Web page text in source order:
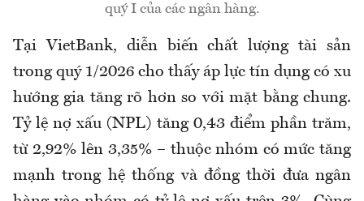
quý I của các ngân hàng.
Tại VietBank, diễn biến chất lượng tài sản
trong quý 1/2026 cho thấy áp lực tín dụng có xu
hướng gia tăng rõ hơn so với mặt bằng chung.
Tỷ lệ nợ xấu (NPL) tăng 0,43 điểm phần trăm,
từ 2,92% lên 3,35% – thuộc nhóm có mức tăng
mạnh trong hệ thống và đồng thời đưa ngân